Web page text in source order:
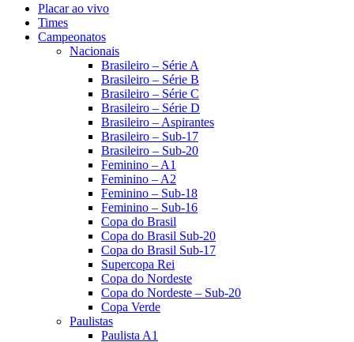
Placar ao vivo
Times
Campeonatos
Nacionais
Brasileiro – Série A
Brasileiro – Série B
Brasileiro – Série C
Brasileiro – Série D
Brasileiro – Aspirantes
Brasileiro – Sub-17
Brasileiro – Sub-20
Feminino – A1
Feminino – A2
Feminino – Sub-18
Feminino – Sub-16
Copa do Brasil
Copa do Brasil Sub-20
Copa do Brasil Sub-17
Supercopa Rei
Copa do Nordeste
Copa do Nordeste – Sub-20
Copa Verde
Paulistas
Paulista A1